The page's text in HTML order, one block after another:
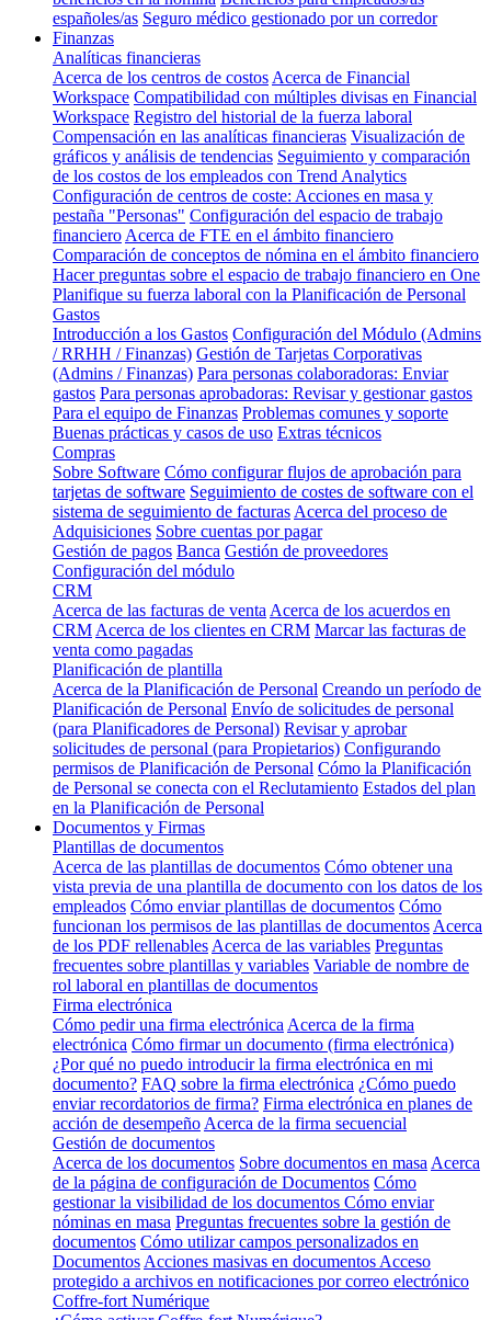
españoles/as Seguro médico gestionado por un corredor
Finanzas
Analíticas financieras
Acerca de los centros de costos Acerca de Financial
Workspace Compatibilidad con múltiples divisas en Financial
Workspace Registro del historial de la fuerza laboral
Compensación en las analíticas financieras Visualización de
gráficos y análisis de tendencias Seguimiento y comparación
de los costos de los empleados con Trend Analytics
Configuración de centros de coste: Acciones en masa y
pestaña "Personas" Configuración del espacio de trabajo
financiero Acerca de FTE en el ámbito financiero
Comparación de conceptos de nómina en el ámbito financiero
Hacer preguntas sobre el espacio de trabajo financiero en One
Planifique su fuerza laboral con la Planificación de Personal
Gastos
Introducción a los Gastos Configuración del Módulo (Admins
/ RRHH / Finanzas) Gestión de Tarjetas Corporativas
(Admins / Finanzas) Para personas colaboradoras: Enviar
gastos Para personas aprobadoras: Revisar y gestionar gastos
Para el equipo de Finanzas Problemas comunes y soporte
Buenas prácticas y casos de uso Extras técnicos
Compras
Sobre Software Cómo configurar flujos de aprobación para
tarjetas de software Seguimiento de costes de software con el
sistema de seguimiento de facturas Acerca del proceso de
Adquisiciones Sobre cuentas por pagar
Gestión de pagos Banca Gestión de proveedores
Configuración del módulo
CRM
Acerca de las facturas de venta Acerca de los acuerdos en
CRM Acerca de los clientes en CRM Marcar las facturas de
venta como pagadas
Planificación de plantilla
Acerca de la Planificación de Personal Creando un período de
Planificación de Personal Envío de solicitudes de personal
(para Planificadores de Personal) Revisar y aprobar
solicitudes de personal (para Propietarios) Configurando
permisos de Planificación de Personal Cómo la Planificación
de Personal se conecta con el Reclutamiento Estados del plan
en la Planificación de Personal
Documentos y Firmas
Plantillas de documentos
Acerca de las plantillas de documentos Cómo obtener una
vista previa de una plantilla de documento con los datos de los
empleados Cómo enviar plantillas de documentos Cómo
funcionan los permisos de las plantillas de documentos Acerca
de los PDF rellenables Acerca de las variables Preguntas
frecuentes sobre plantillas y variables Variable de nombre de
rol laboral en plantillas de documentos
Firma electrónica
Cómo pedir una firma electrónica Acerca de la firma
electrónica Cómo firmar un documento (firma electrónica)
¿Por qué no puedo introducir la firma electrónica en mi
documento? FAQ sobre la firma electrónica ¿Cómo puedo
enviar recordatorios de firma? Firma electrónica en planes de
acción de desempeño Acerca de la firma secuencial
Gestión de documentos
Acerca de los documentos Sobre documentos en masa Acerca
de la página de configuración de Documentos Cómo
gestionar la visibilidad de los documentos Cómo enviar
nóminas en masa Preguntas frecuentes sobre la gestión de
documentos Cómo utilizar campos personalizados en
Documentos Acciones masivas en documentos Acceso
protegido a archivos en notificaciones por correo electrónico
Coffre-fort Numérique